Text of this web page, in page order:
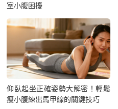
室小腹困擾
仰臥起坐正確姿勢大解密！輕鬆
瘦小腹練出馬甲線的關鍵技巧